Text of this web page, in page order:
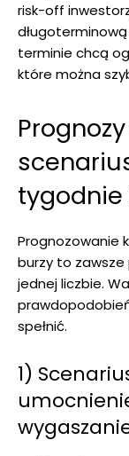
risk-off
terminie chcą
które można
Prognozowanie
burzy to zawsze
jednej liczbie.
spełnić.
1)